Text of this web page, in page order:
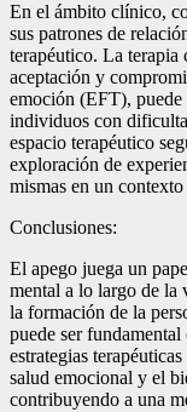
En el ámbito clínico,
sus patrones de
terapéutico. La terapia
aceptación y
emoción (EFT), puede
individuos con
espacio terapéutico
exploración de
mismas en un
Conclusiones:
El apego juega un
mental a lo largo de la
la formación de la
puede ser
estrategias
salud emocional y el
contribuyendo a una